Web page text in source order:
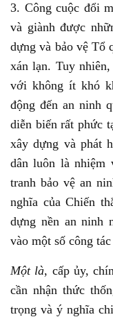
3. Công cuộc đổi
và giành được
dựng và bảo vệ Tổ
xán lạn. Tuy
với không ít khó
động đến an ninh
diễn biến rất phức
xây dựng và phát
dân luôn là nhiệm
tranh bảo vệ an
nghĩa của Chiến
dựng nền an ninh
vào một số công
Một là, cấp ủy,
cần nhận thức
trọng và ý nghĩa